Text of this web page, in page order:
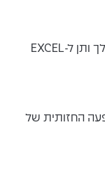
– קח פיקוד על הנתונים שלך ותן ל-EXCEL
החזותית של